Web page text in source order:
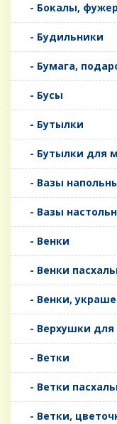
- Бокалы,
- Будильники
- Бумага,
- Бусы
- Бутылки
- Бутылки для
- Вазы
- Вазы
- Венки
- Венки
- Венки,
- Верхушки для
- Ветки
- Ветки
- Ветки,